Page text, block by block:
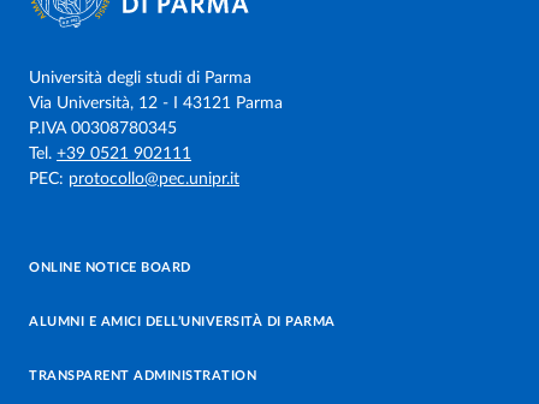
Università degli studi di Parma
Via Università, 12 - I 43121 Parma
P.IVA 00308780345
Tel. +39 0521 902111
PEC: protocollo@pec.unipr.it
ONLINE NOTICE BOARD
ALUMNI E AMICI DELL’UNIVERSITÀ DI PARMA
TRANSPARENT ADMINISTRATION